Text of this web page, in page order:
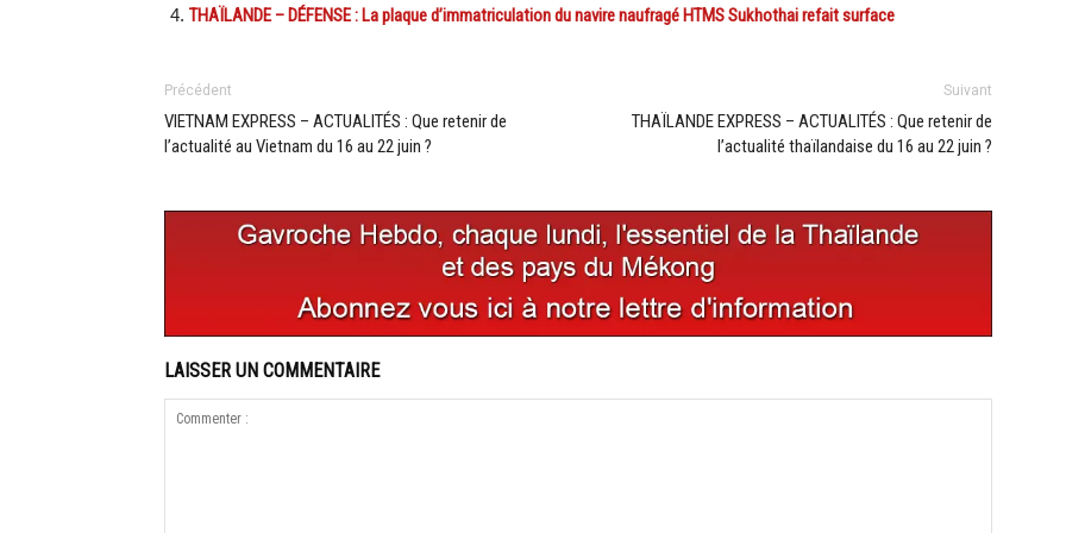
THAÏLANDE – DÉFENSE : La plaque d’immatriculation du navire naufragé HTMS Sukhothai refait surface
Précédent
VIETNAM EXPRESS – ACTUALITÉS : Que retenir de
l’actualité au Vietnam du 16 au 22 juin ?
Suivant
THAÏLANDE EXPRESS – ACTUALITÉS : Que retenir de
l’actualité thaïlandaise du 16 au 22 juin ?
LAISSER UN COMMENTAIRE